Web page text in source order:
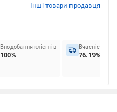
Інші товари продавця
Вподобання клієнтів
100%
Вчасність
76.19%